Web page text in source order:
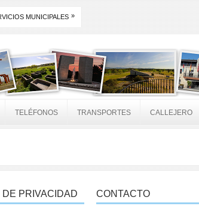
MUNICIPALES »
TELÉFONOS TRANSPORTES CALLEJERO
DE PRIVACIDAD CONTACTO